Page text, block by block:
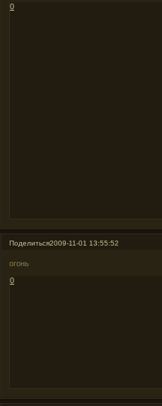
0
Поделиться2009-11-01 13:55:52
огонь
0